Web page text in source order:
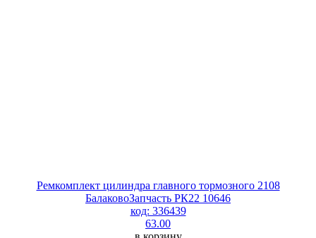
Ремкомплект цилиндра главного тормозного 2108
БалаковоЗапчасть РК22 10646
код: 336439
63.00